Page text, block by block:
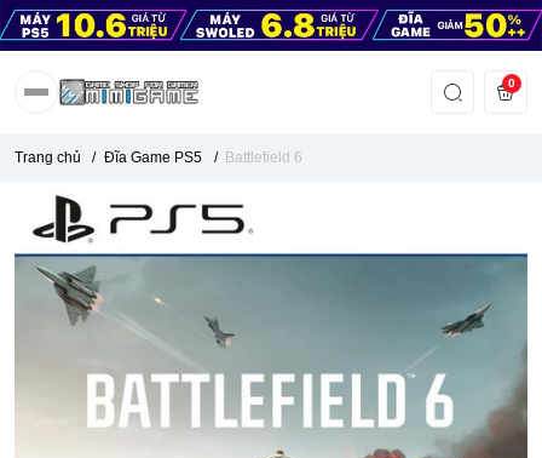
0
Trang chủ / Đĩa Game PS5 / Battlefield 6